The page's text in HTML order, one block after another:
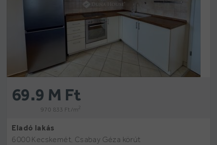
69.9 M Ft
970 833 Ft /m2
Eladó lakás
6000 Kecskemét, Csabay Géza körút